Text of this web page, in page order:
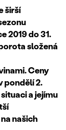
širší
2019 do 31.
složená
Ceny
pondělí 2.
a jejímu
našich